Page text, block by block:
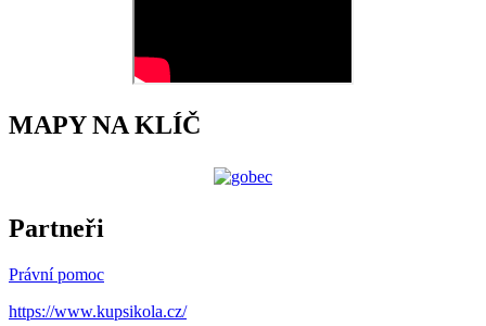
MAPY NA KLÍČ
Partneři
Právní pomoc
https://www.kupsikola.cz/